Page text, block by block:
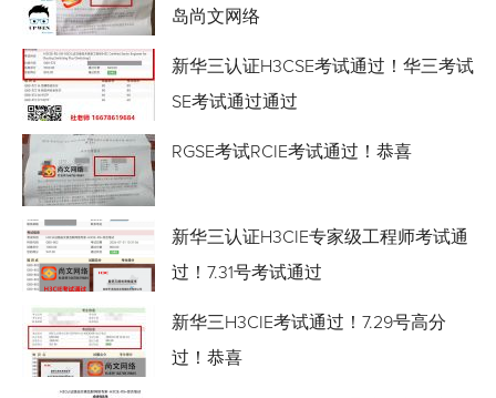
岛尚文网络
新华三认证H3CSE考试通过！华三考试
SE考试通过通过
RGSE考试RCIE考试通过！恭喜
新华三认证H3CIE专家级工程师考试通
过！7.31号考试通过
新华三H3CIE考试通过！7.29号高分
过！恭喜